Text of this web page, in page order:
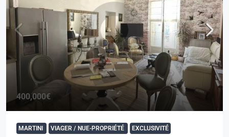
400,000€
MARTINI VIAGER / NUE-PROPRIÉTÉ EXCLUSIVITÉ